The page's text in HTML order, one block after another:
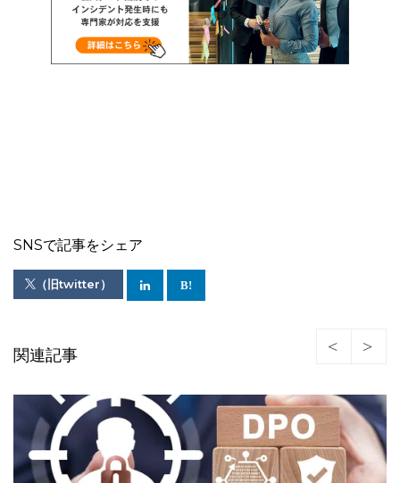
SNSで記事をシェア
（旧twitter）
関連記事